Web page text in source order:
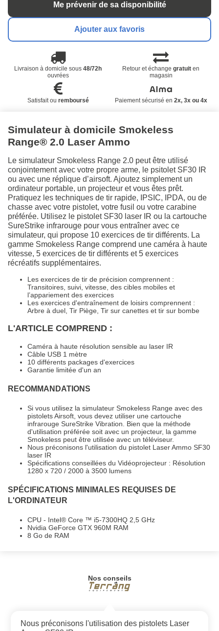
Me prévenir de sa disponibilité
Ajouter aux favoris
Livraison à domicile sous48/72h
ouvrées
Retour et échangegratuit en
magasin
Satisfait ou remboursé Paiement sécurisé en 2x, 3x ou 4x
Simulateur à domicile Smokeless
Range® 2.0 Laser Ammo
Le simulateur Smokeless Range 2.0 peut être utilisé
conjointement avec votre propre arme, le psitolet SF30 IR
ou avec une réplique d’airsoft. Ajoutez simplement un
ordinateur portable, un projecteur et vous êtes prêt.
Pratiquez les techniques de tir rapide, IPSIC, IPDA, ou de
chasse avec votre pistolet, votre fusil ou votre carabine
préférée. Utilisez le pistolet SF30 laser IR ou la cartouche
SureStrike infrarouge pour vous entraîner avec ce
simulateur, qui propose 10 exercices de tir différents. La
gamme Smokeless Range comprend une caméra à haute
vitesse, 5 exercices de tir différents et 5 exercices
récréatifs supplémentaires.
Les exercices de tir de précision comprennent :
Transitoires, suivi, vitesse, des cibles mobiles et
l’appariement des exercices
Les exercices d'entraînement de loisirs comprennent :
Arbre à duel, Tir Piège, Tir sur canettes et tir sur bombe
L'ARTICLE COMPREND :
Caméra à haute résolution sensible au laser IR
Câble USB 1 mètre
10 différents packages d'exercices
Garantie limitée d'un an
RECOMMANDATIONS
Si vous utilisez la simulateur Smokeless Range avec des
pistolets Airsoft, vous devez utiliser une cartouche
infrarouge SureStrike Vibration. Bien que la méthode
d'utilisation préférée soit avec un projecteur, la gamme
Smokeless peut être utilisée avec un téléviseur.
Nous préconisons l'utilisation du pistolet Laser Ammo SF30
laser IR
Spécifications conseillées du Vidéoprojecteur : Résolution
1280 x 720 / 2000 à 3500 lumens
SPÉCIFICATIONS MINIMALES REQUISES DE
L'ORDINATEUR
CPU - Intel® Core ™ i5-7300HQ 2,5 GHz
Nvidia GeForce GTX 960M RAM
8 Go de RAM
Nos conseils
Nous préconisons l'utilisation des pistolets Laser